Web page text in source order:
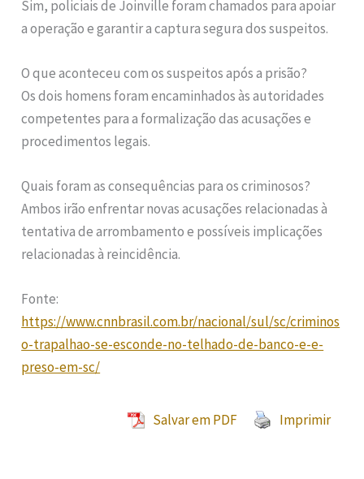
Sim, policiais de Joinville foram chamados para apoiar
a operação e garantir a captura segura dos suspeitos.
O que aconteceu com os suspeitos após a prisão?
Os dois homens foram encaminhados às autoridades
competentes para a formalização das acusações e
procedimentos legais.
Quais foram as consequências para os criminosos?
Ambos irão enfrentar novas acusações relacionadas à
tentativa de arrombamento e possíveis implicações
relacionadas à reincidência.
Fonte:
https://www.cnnbrasil.com.br/nacional/sul/sc/criminos
o-trapalhao-se-esconde-no-telhado-de-banco-e-e-
preso-em-sc/
Salvar em PDF Imprimir